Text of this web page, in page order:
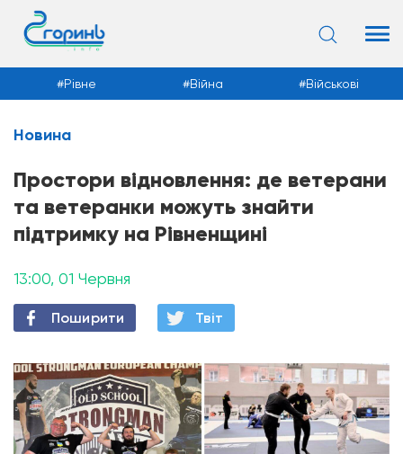
Новини
Рівне Війна Військові
Новина
Простори відновлення: де ветерани
та ветеранки можуть знайти
підтримку на Рівненщині
13:00, 01 Червня
Поширити Твiт